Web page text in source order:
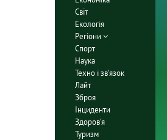
Світ
Екологія
Регіони
Спорт
Наука
Техно і зв'язок
Лайт
Зброя
Інциденти
Здоров'я
Туризм